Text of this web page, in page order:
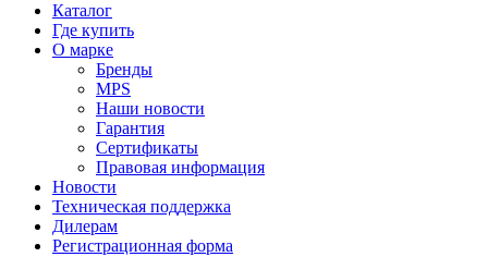
Каталог
Где купить
О марке
Бренды
MPS
Наши новости
Гарантия
Сертификаты
Правовая информация
Новости
Техническая поддержка
Дилерам
Регистрационная форма